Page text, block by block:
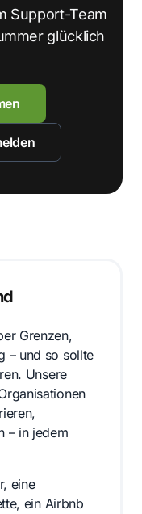
Support-Team
glücklich
Grenzen,
– und so sollte
Unsere
– in jedem
eine
ein Airbnb